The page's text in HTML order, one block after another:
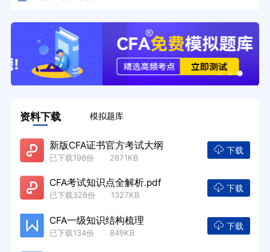
资料下载 模拟题库
新版CFA证书官方考试大纲
已下载198份 2871KB
下载
CFA考试知识点全解析.pdf
已下载328份 1327KB
下载
CFA一级知识结构梳理
已下载134份 849KB
下载